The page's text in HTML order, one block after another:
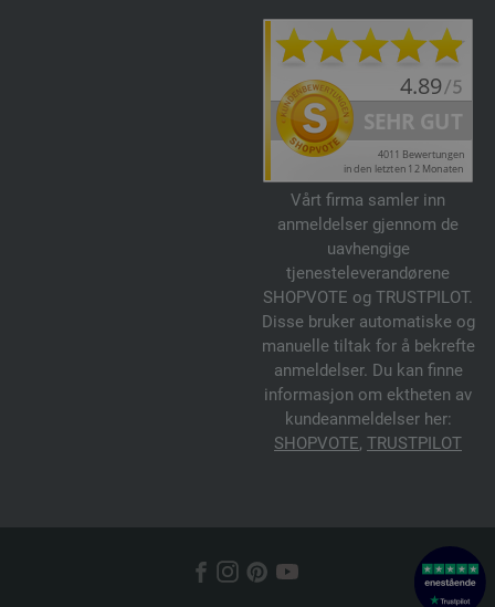
Vårt firma samler inn
anmeldelser gjennom de
uavhengige
tjenesteleverandørene
SHOPVOTE og TRUSTPILOT.
Disse bruker automatiske og
manuelle tiltak for å bekrefte
anmeldelser. Du kan finne
informasjon om ektheten av
kundeanmeldelser her:
SHOPVOTE, TRUSTPILOT